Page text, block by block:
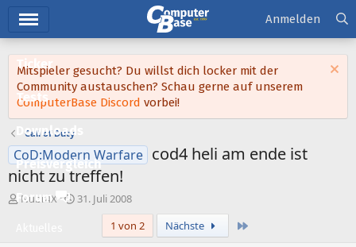
Ticker
Tests
Downloads
Preisvergleich
Forum
Anmelden
Mitspieler gesucht? Du willst dich locker mit der
Community austauschen? Schau gerne auf unserem
ComputerBase Discord vorbei!
Call of Duty
CoD:Modern Warfare cod4 heli am ende ist
nicht zu treffen!
E
Nubr4X
E
31. Juli 2008
1 von 2
Nächste